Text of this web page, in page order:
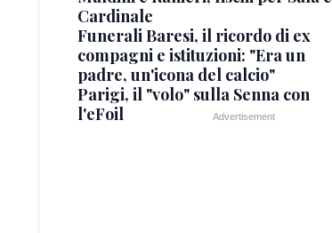
Cardinale
Funerali Baresi, il ricordo di ex
compagni e istituzioni: "Era un
padre, un'icona del calcio"
Parigi, il "volo" sulla Senna con
l'eFoil